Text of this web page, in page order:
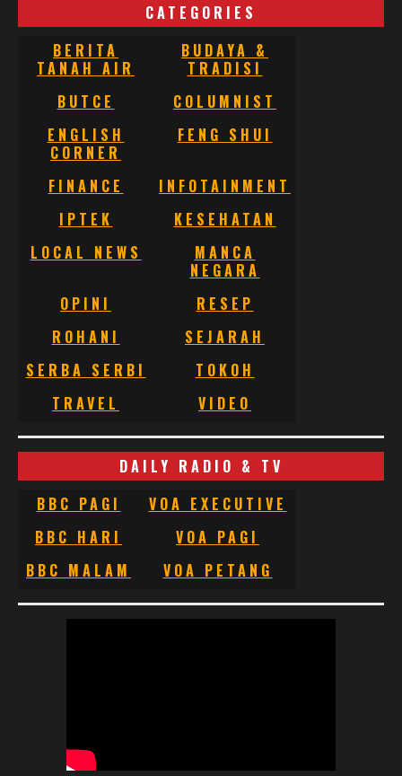
CATEGORIES
BERITA
TANAH AIR
BUDAYA &
TRADISI
BUTCE
COLUMNIST
ENGLISH
CORNER
FENG SHUI
FINANCE
INFOTAINMENT
IPTEK
KESEHATAN
LOCAL NEWS
MANCA
NEGARA
OPINI
RESEP
ROHANI
SEJARAH
SERBA SERBI
TOKOH
TRAVEL
VIDEO
DAILY RADIO & TV
BBC PAGI
VOA EXECUTIVE
BBC HARI
VOA PAGI
BBC MALAM
VOA PETANG